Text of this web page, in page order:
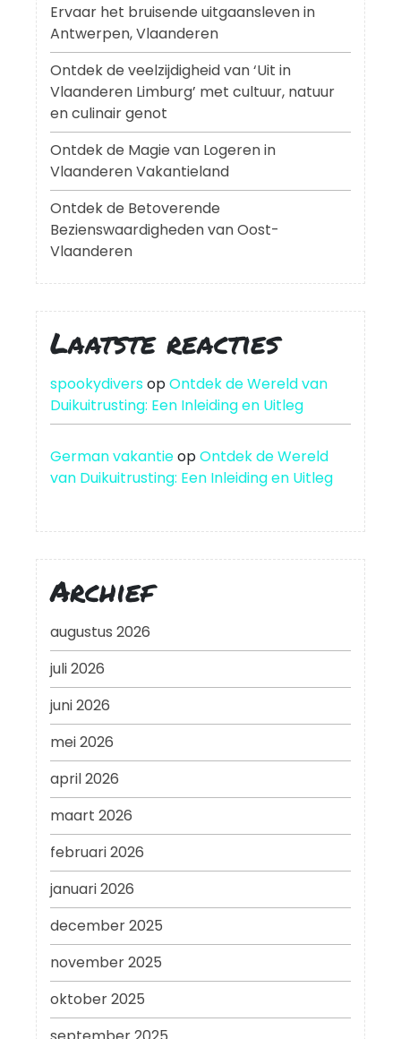
Ervaar het bruisende uitgaansleven in
Antwerpen, Vlaanderen
Ontdek de veelzijdigheid van ‘Uit in
Vlaanderen Limburg’ met cultuur, natuur
en culinair genot
Ontdek de Magie van Logeren in
Vlaanderen Vakantieland
Ontdek de Betoverende
Bezienswaardigheden van Oost-
Vlaanderen
Laatste reacties
spookydiversopOntdek de Wereld van
Duikuitrusting: Een Inleiding en Uitleg
German vakantieopOntdek de Wereld
van Duikuitrusting: Een Inleiding en Uitleg
Archief
augustus 2026
juli 2026
juni 2026
mei 2026
april 2026
maart 2026
februari 2026
januari 2026
december 2025
november 2025
oktober 2025